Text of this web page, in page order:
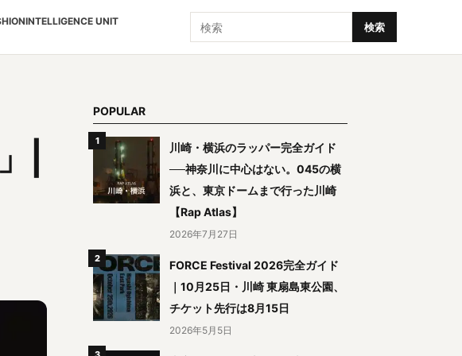
INTELLIGENCE UNIT
検索 検索
|
POPULAR
川崎・横浜のラッパー完全ガイド
──神奈川に中心はない。045の横
浜と、東京ドームまで行った川崎
【Rap Atlas】
2026年7月27日
FORCE Festival 2026完全ガイド
｜10月25日・川崎 東扇島東公園、
チケット先行は8月15日
2026年5月5日